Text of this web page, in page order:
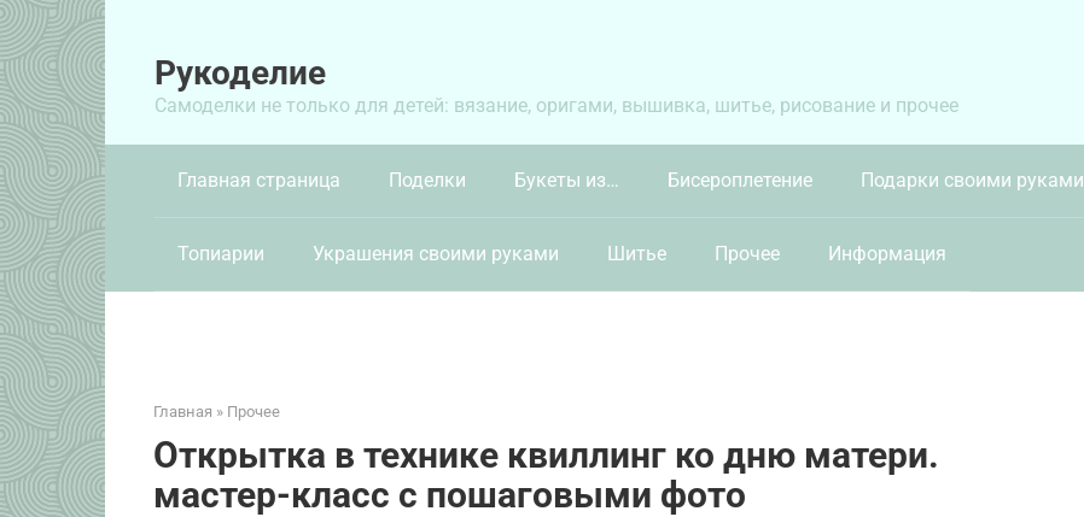
Рукоделие
Самоделки не только для детей: вязание, оригами, вышивка, шитье, рисование и прочее
Главная страница Поделки Букеты из… Бисероплетение Подарки своими руками
Топиарии Украшения своими руками Шитье Прочее Информация
Главная » Прочее
Открытка в технике квиллинг ко дню матери.
мастер-класс с пошаговыми фото